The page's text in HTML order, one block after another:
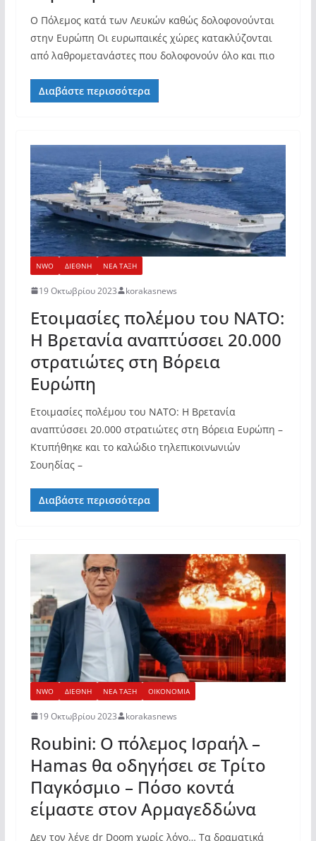
Ο Πόλεμος κατά των Λευκών καθώς δολοφονούνται
στην Ευρώπη Οι ευρωπαικές χώρες κατακλύζονται
από λαθρομετανάστες που δολοφονούν όλο και πιο
Διαβάστε περισσότερα
NWO ΔΙΕΘΝΗ ΝΕΑ ΤΑΞΗ
19 Οκτωβρίου 2023 korakasnews
Ετοιμασίες πολέμου του ΝΑΤΟ:
Η Βρετανία αναπτύσσει 20.000
στρατιώτες στη Βόρεια
Ευρώπη
Ετοιμασίες πολέμου του ΝΑΤΟ: Η Βρετανία
αναπτύσσει 20.000 στρατιώτες στη Βόρεια Ευρώπη –
Kτυπήθηκε και το καλώδιο τηλεπικοινωνιών
Σουηδίας –
Διαβάστε περισσότερα
NWO ΔΙΕΘΝΗ ΝΕΑ ΤΑΞΗ ΟΙΚΟΝΟΜΙΑ
19 Οκτωβρίου 2023 korakasnews
Roubini: Ο πόλεμος Ισραήλ –
Hamas θα οδηγήσει σε Τρίτο
Παγκόσμιο – Πόσο κοντά
είμαστε στον Αρμαγεδδώνα
Δεν τον λένε dr Doom χωρίς λόγο… Τα δραματικά